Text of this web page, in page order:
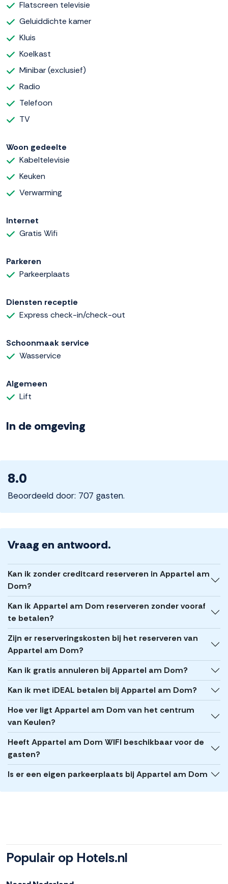
Flatscreen televisie
Geluiddichte kamer
Kluis
Koelkast
Minibar (exclusief)
Radio
Telefoon
TV
Woon gedeelte
Kabeltelevisie
Keuken
Verwarming
Internet
Gratis Wifi
Parkeren
Parkeerplaats
Diensten receptie
Express check-in/check-out
Schoonmaak service
Wasservice
Algemeen
Lift
In de omgeving
8.0
Beoordeeld door: 707 gasten.
Vraag en antwoord.
Kan ik zonder creditcard reserveren in Appartel am
Dom?
Kan ik Appartel am Dom reserveren zonder vooraf
te betalen?
Zijn er reserveringskosten bij het reserveren van
Appartel am Dom?
Kan ik gratis annuleren bij Appartel am Dom?
Kan ik met iDEAL betalen bij Appartel am Dom?
Hoe ver ligt Appartel am Dom van het centrum
van Keulen?
Heeft Appartel am Dom WIFI beschikbaar voor de
gasten?
Is er een eigen parkeerplaats bij Appartel am Dom
Populair op Hotels.nl